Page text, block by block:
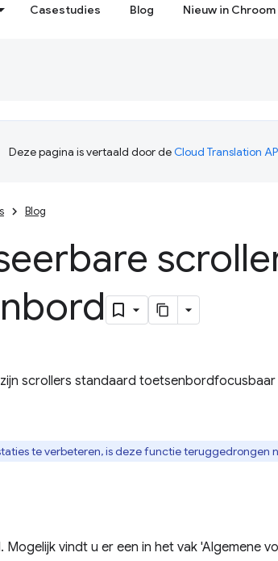
Casestudies Blog Nieuw in Chroom
Deze pagina is vertaald door deCloud Translation
Blog
scrollers standaard
te verbeteren, is deze functie teruggedrongen
Mogelijk vindt u er een in het vak 'Algemene